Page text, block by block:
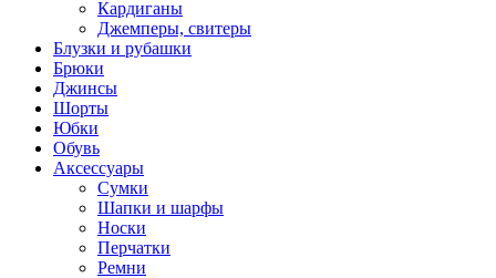
Кардиганы
Джемперы, свитеры
Блузки и рубашки
Брюки
Джинсы
Шорты
Юбки
Обувь
Аксессуары
Сумки
Шапки и шарфы
Носки
Перчатки
Ремни